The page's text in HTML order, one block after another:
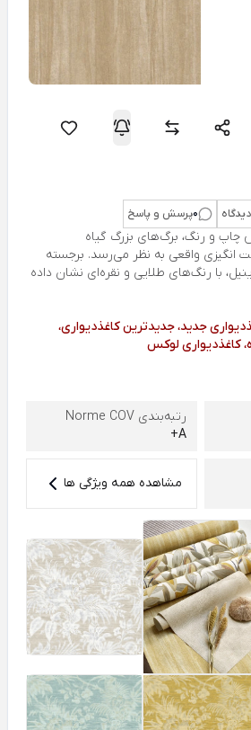
دیدگاه 0پرسش و پاسخ
چاپ و رنگ، برگ‌های بزرگ گیاه
انگیزی واقعی به نظر می‌رسد. برجسته
با رنگ‌های طلایی و نقره‌ای نشان داده
جدید، جدیدترین کاغذدیواری،
کاغذدیواری لوکس
رتبه‌بندی Norme COV
A+
مشاهده همه ویژگی ها